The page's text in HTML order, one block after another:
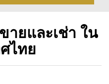
ายและเช่า ใน
ไทย